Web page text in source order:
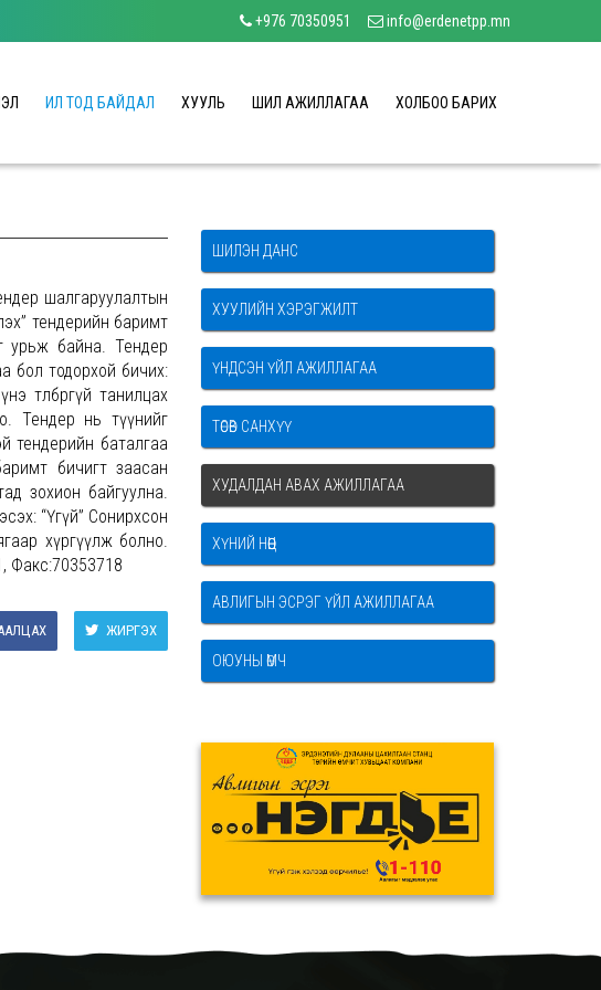
+976 70350951 info@erdenetpp.mn
ИЛ ТОД БАЙДАЛ ХУУЛЬ ШИЛ АЖИЛЛАГАА ХОЛБОО БАРИХ
шалгаруулалтын
тендерийн баримт
урьж байна. Тендер
бол тодорхой бичих:
төлбөргүй танилцах
Тендер нь түүнийг
тендерийн баталгаа
бичигт заасан
зохион байгуулна.
“Үгүй” Сонирхсон
хүргүүлж болно.
Факс:70353718
ЖИРГЭХ
ШИЛЭН ДАНС
ХУУЛИЙН ХЭРЭГЖИЛТ
ҮНДСЭН ҮЙЛ АЖИЛЛАГАА
ТӨСӨВ САНХҮҮ
ХУДАЛДАН АВАХ АЖИЛЛАГАА
ХҮНИЙ НӨӨЦ
АВЛИГЫН ЭСРЭГ ҮЙЛ АЖИЛЛАГАА
ОЮУНЫ ӨМЧ